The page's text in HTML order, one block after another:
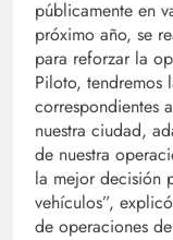
públicamente en
próximo año, se
para reforzar la
Piloto, tendremos
correspondientes
nuestra ciudad,
de nuestra
la mejor decisión
vehículos”,
de operaciones